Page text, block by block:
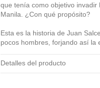
que tenía como objetivo invadir
Manila. ¿Con qué propósito?
Esta es la historia de Juan
pocos hombres, forjando así la
Detalles del producto